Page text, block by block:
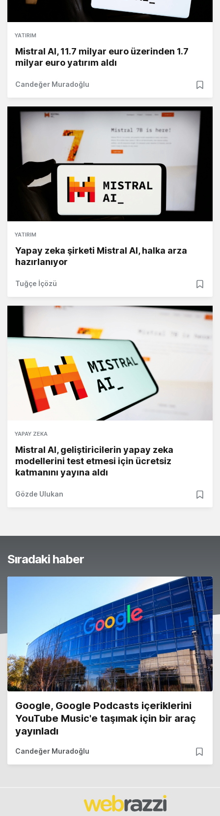
YATIRIM
Mistral AI, 11.7 milyar euro üzerinden 1.7
milyar euro yatırım aldı
Candeğer Muradoğlu
YATIRIM
Yapay zeka şirketi Mistral AI, halka arza
hazırlanıyor
Tuğçe İçözü
YAPAY ZEKA
Mistral AI, geliştiricilerin yapay zeka
modellerini test etmesi için ücretsiz
katmanını yayına aldı
Gözde Ulukan
Sıradaki haber
Google, Google Podcasts içeriklerini
YouTube Music'e taşımak için bir araç
yayınladı
Candeğer Muradoğlu